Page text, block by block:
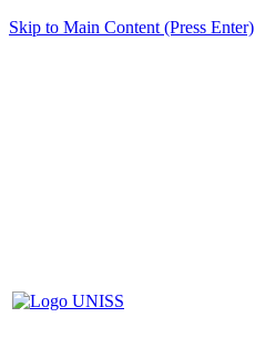
Skip to Main Content (Press Enter)